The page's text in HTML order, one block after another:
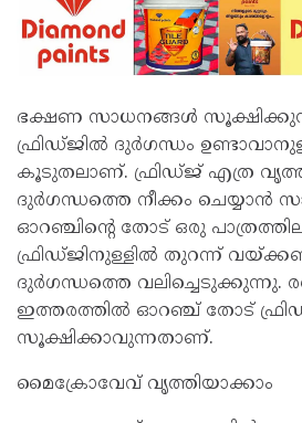
ഭക്ഷണ സാധനങ്ങൾ
ഫ്രിഡ്ജിൽ ദുർഗന്ധം
കൂടുതലാണ്. ഫ്രിഡ്ജ് എത്ര
ദുർഗന്ധത്തെ നീക്കം ചെയ്യാൻ
ഓറഞ്ചിന്റെ തോട് ഒരു
ഫ്രിഡ്ജിനുള്ളിൽ തുറന്ന്
ദുർഗന്ധത്തെ വലിച്ചെടുക്കുന്നു.
ഇത്തരത്തിൽ ഓറഞ്ച് തോട്
സൂക്ഷിക്കാവുന്നതാണ്.
മൈക്രോവേവ് വൃത്തിയാക്കാം